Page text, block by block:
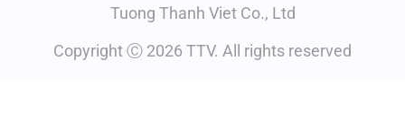
Tuong Thanh Viet Co., Ltd
Copyright Ⓒ 2026 TTV. All rights reserved